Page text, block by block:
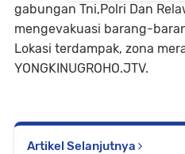
gabungan Tni,Polri Dan
mengevakuasi barang-
Lokasi terdampak, zona
YONGKINUGROHO.JTV.
Artikel Selanjutnya